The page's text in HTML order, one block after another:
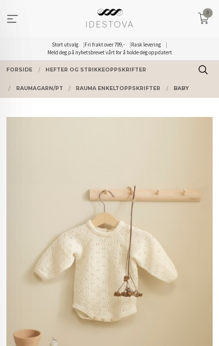
innholdet
Stort utvalg Fri frakt over 799,-
Rask levering
Meld deg på nyhetsbrevet vårt for å holde deg oppdatert
0
FORSIDE HEFTER OG STRIKKEOPPSKRIFTER
RAUMAGARN/PT RAUMA ENKELTOPPSKRIFTER BABY